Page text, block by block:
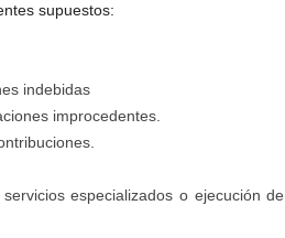
supuestos:
indebidas
improcedentes.
especializados o ejecución de